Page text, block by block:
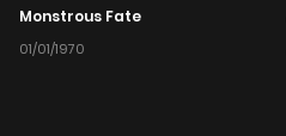
Monstrous Fate
01/01/1970